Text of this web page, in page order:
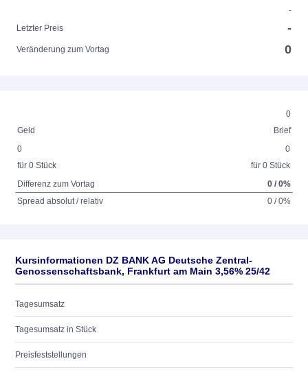
-
Letzter Preis
-
Veränderung zum Vortag 0
0
Geld
Brief
0
für 0 Stück
0
für 0 Stück
Differenz zum Vortag
0 / 0%
Spread absolut / relativ
0 / 0%
Kursinformationen DZ BANK AG Deutsche Zentral-
Genossenschaftsbank, Frankfurt am Main 3,56% 25/42
Tagesumsatz
Tagesumsatz in Stück
Preisfeststellungen